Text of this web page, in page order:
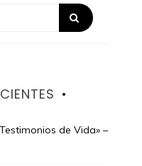
de Vida» –